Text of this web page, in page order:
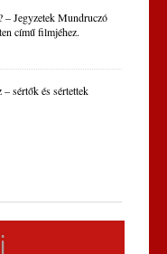
– Jegyzetek Mundruczó
című filmjéhez.
sértők és sértettek